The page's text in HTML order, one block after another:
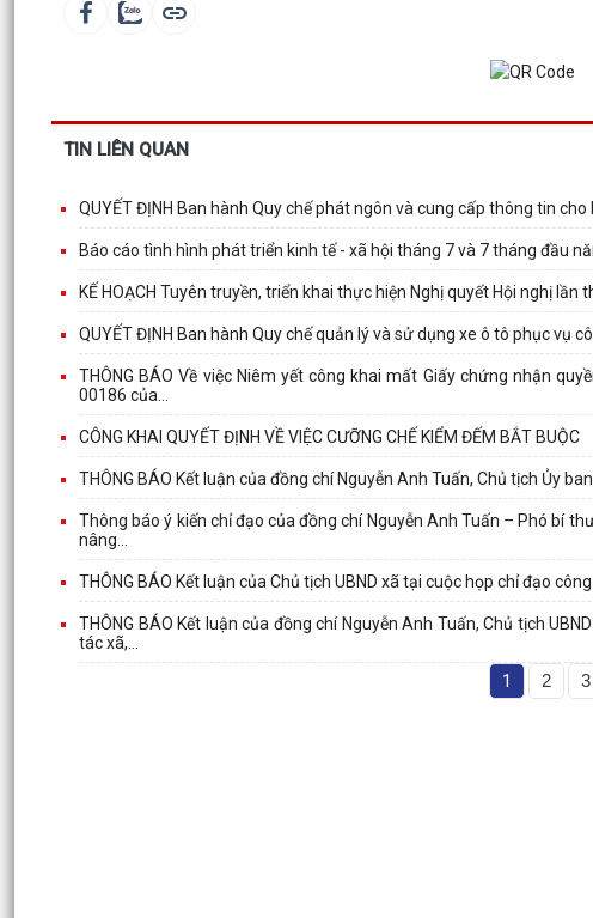
TIN LIÊN QUAN
QUYẾT ĐỊNH Ban hành Quy chế phát ngôn và cung cấp thông tin
Báo cáo tình hình phát triển kinh tế - xã hội tháng 7 và 7 tháng đầu
KẾ HOẠCH Tuyên truyền, triển khai thực hiện Nghị quyết Hội nghị
QUYẾT ĐỊNH Ban hành Quy chế quản lý và sử dụng xe ô tô phục vụ
THÔNG BÁO Về việc Niêm yết công khai mất Giấy chứng nhận
00186 của...
CÔNG KHAI QUYẾT ĐỊNH VỀ VIỆC CƯỠNG CHẾ KIỂM ĐẾM BẮT BUỘC
THÔNG BÁO Kết luận của đồng chí Nguyễn Anh Tuấn, Chủ tịch Ủy
Thông báo ý kiến chỉ đạo của đồng chí Nguyễn Anh Tuấn – Phó bí
nâng...
THÔNG BÁO Kết luận của Chủ tịch UBND xã tại cuộc họp chỉ đạo
THÔNG BÁO Kết luận của đồng chí Nguyễn Anh Tuấn, Chủ tịch
tác xã,...
1 2 3